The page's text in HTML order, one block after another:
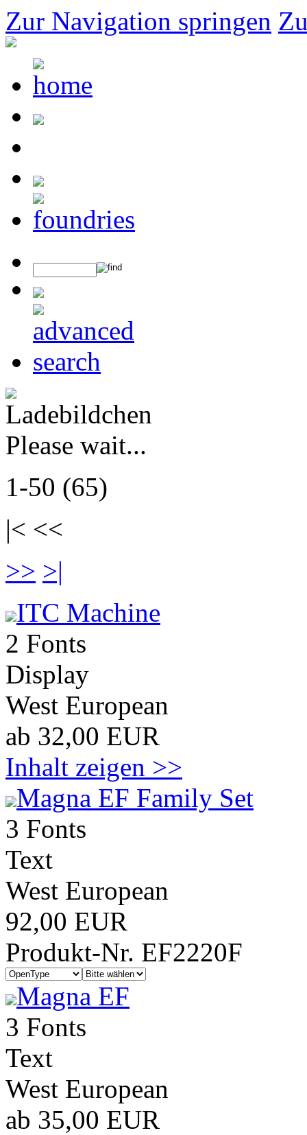
Zur Navigation springen
Please wait...
1-50 (65)
|< <<
>> >|
ITC Machine
2 Fonts
Display
West European
ab 32,00 EUR
Inhalt zeigen >>
Magna EF Family Set
3 Fonts
Text
West European
92,00 EUR
Produkt-Nr. EF2220F
Magna EF
3 Fonts
Text
West European
ab 35,00 EUR